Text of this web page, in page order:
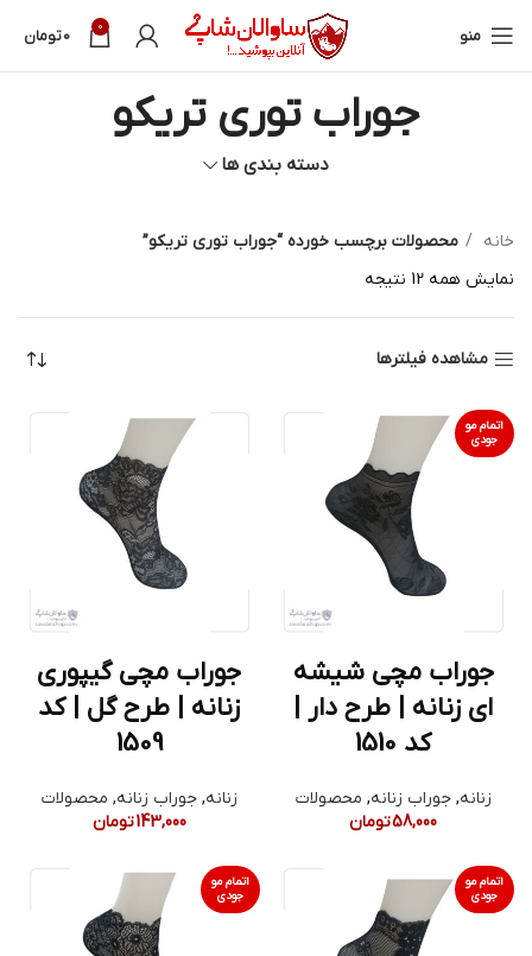
منو 0
0تومان
جوراب توری تریکو
دسته بندی ها
خانه
محصولات برچسب خورده “جوراب توری تریکو”
نمایش همه 12 نتیجه
مشاهده فیلترها
اتمام مو
جودی
جوراب مچی شیشه
ای زنانه | طرح دار |
کد 1510
زنانه,جوراب زنانه, محصولات
58,000تومان
جوراب مچی گیپوری
زنانه | طرح گل | کد
1509
زنانه,جوراب زنانه, محصولات
143,000تومان
اتمام مو
جودی
اتمام مو
جودی